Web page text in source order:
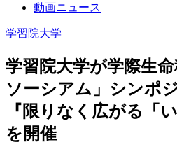
動画ニュース
学習院大学
学習院大学が学際生
ソーシアム」シンポ
『限りなく広がる「
を開催